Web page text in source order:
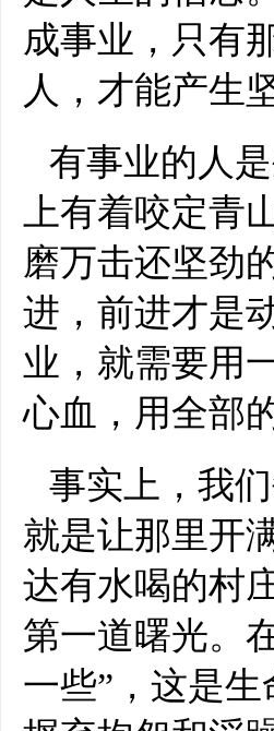
成事业，只有
人，才能产生
有事业的人
上有着咬定青
磨万击还坚劲
进，前进才是
业，就需要用
心血，用全部
事实上，我
就是让那里开
达有水喝的村
第一道曙光。
一些”，这是